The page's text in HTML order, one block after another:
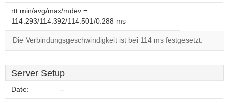
rtt min/avg/max/mdev =
114.293/114.392/114.501/0.288 ms
Die Verbindungsgeschwindigkeit ist bei 114 ms festgesetzt.
Server Setup
Date: --